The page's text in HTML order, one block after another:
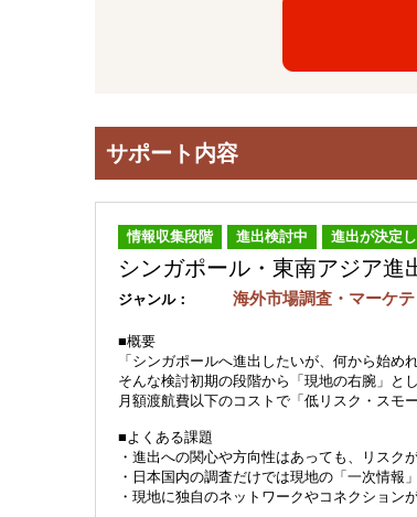
サポート内容
情報収集段階 進出検討中 進出が決定
シンガポール・東南アジア進
ジャンル： 海外市場調査・マー
■概要
「シンガポールへ進出したいが、何から始め
そんな検討初期の段階から「現地の右腕」と
月額渡航費以下のコストで「低リスク・スモ
■よくある課題
・進出への関心や方向性はあっても、リスク
・日本国内の調査だけでは現地の「一次情報
・現地に独自のネットワークやコネクション